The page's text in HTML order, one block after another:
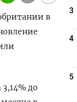
в
до
3
4
5